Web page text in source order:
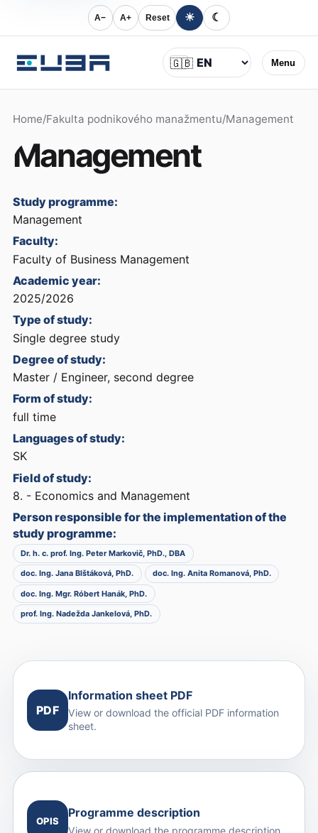
A− A+ Reset ☀ ☾
Menu
Language
🇬🇧
Home/Fakulta podnikového manažmentu/Management
Management
Study programme:
Management
Faculty:
Faculty of Business Management
Academic year:
2025/2026
Type of study:
Single degree study
Degree of study:
Master / Engineer, second degree
Form of study:
full time
Languages of study:
SK
Field of study:
8. - Economics and Management
Person responsible for the implementation of the
study programme:
Dr. h. c. prof. Ing. Peter Markovič, PhD., DBA
doc. Ing. Jana Blštáková, PhD. doc. Ing. Anita Romanová, PhD.
doc. Ing. Mgr. Róbert Hanák, PhD.
prof. Ing. Nadežda Jankelová, PhD.
PDF
Information sheet PDF
View or download the official PDF information
sheet.
OPIS
Programme description
View or download the programme description.